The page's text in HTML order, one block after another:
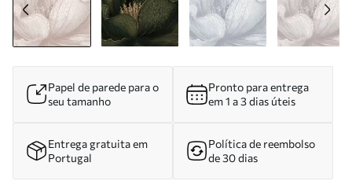
Papel de parede para o
seu tamanho
Pronto para entrega
em 1 a 3 dias úteis
Entrega gratuita em
Portugal
Política de reembolso
de 30 dias